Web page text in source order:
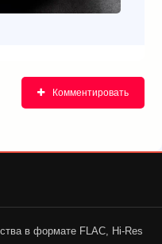
Комментировать
в формате FLAC, Hi-Res